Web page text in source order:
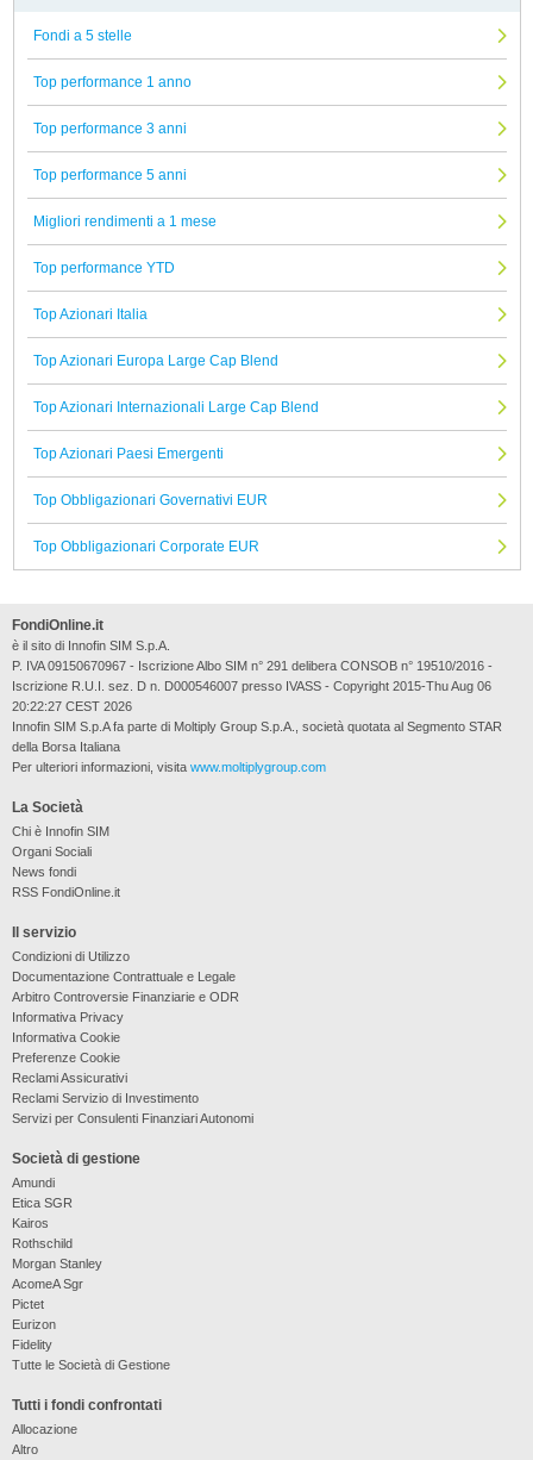
Fondi a 5 stelle
Top performance 1 anno
Top performance 3 anni
Top performance 5 anni
Migliori rendimenti a 1 mese
Top performance YTD
Top Azionari Italia
Top Azionari Europa Large Cap Blend
Top Azionari Internazionali Large Cap Blend
Top Azionari Paesi Emergenti
Top Obbligazionari Governativi EUR
Top Obbligazionari Corporate EUR
La Società
Chi è Innofin SIM
Organi Sociali
News fondi
RSS FondiOnline.it
Il servizio
Condizioni di Utilizzo
Documentazione Contrattuale e Legale
Arbitro Controversie Finanziarie e ODR
Informativa Privacy
Informativa Cookie
Preferenze Cookie
Reclami Assicurativi
Reclami Servizio di Investimento
Servizi per Consulenti Finanziari Autonomi
Società di gestione
Amundi
Etica SGR
Kairos
Rothschild
Morgan Stanley
AcomeA Sgr
Pictet
Eurizon
Fidelity
Tutte le Società di Gestione
Tutti i fondi confrontati
Allocazione
Altro
FondiOnline.it
è il sito di Innofin SIM S.p.A.
P. IVA 09150670967 - Iscrizione Albo SIM n° 291 delibera CONSOB n° 19510/2016 -
Iscrizione R.U.I. sez. D n. D000546007 presso IVASS - Copyright 2015-Thu Aug 06
20:22:27 CEST 2026
Innofin SIM S.p.A fa parte di Moltiply Group S.p.A., società quotata al Segmento STAR
della Borsa Italiana
Per ulteriori informazioni, visita www.moltiplygroup.com